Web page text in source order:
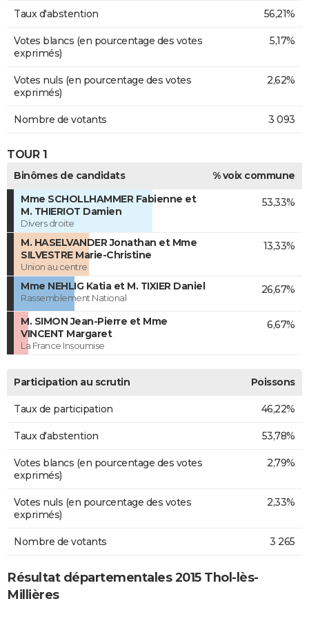
Taux d'abstention 56,21%
Votes blancs (en pourcentage des votes
exprimés)
5,17%
Votes nuls (en pourcentage des votes
exprimés)
2,62%
Nombre de votants 3 093
TOUR 1
Binômes de candidats
% voix commune
Mme SCHOLLHAMMER Fabienne et
M. THIERIOT Damien
Divers droite
53,33%
M. HASELVANDER Jonathan et Mme
SILVESTRE Marie-Christine
Union au centre
13,33%
Mme NEHLIG Katia et M. TIXIER Daniel
Rassemblement National
26,67%
M. SIMON Jean-Pierre et Mme
VINCENT Margaret
La France Insoumise
6,67%
Participation au scrutin Poissons
Taux de participation 46,22%
Taux d'abstention 53,78%
Votes blancs (en pourcentage des votes
exprimés)
2,79%
Votes nuls (en pourcentage des votes
exprimés)
2,33%
Nombre de votants 3 265
Résultat départementales 2015 Thol-lès-
Millières